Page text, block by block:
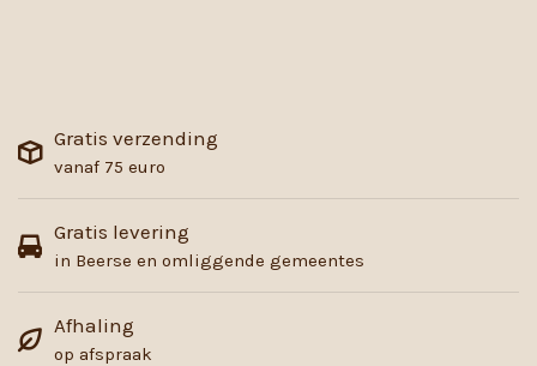
Gratis verzending
vanaf 75 euro
Gratis levering
in Beerse en omliggende gemeentes
Afhaling
op afspraak